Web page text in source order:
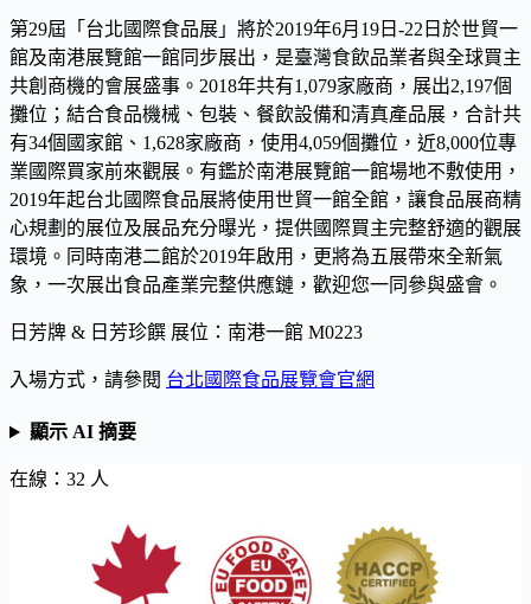
第29屆「台北國際食品展」將於2019年6月19日-22日於世貿一
館及南港展覽館一館同步展出，是臺灣食飲品業者與全球買主
共創商機的會展盛事。2018年共有1,079家廠商，展出2,197個
攤位；結合食品機械、包裝、餐飲設備和清真產品展，合計共
有34個國家館、1,628家廠商，使用4,059個攤位，近8,000位專
業國際買家前來觀展。有鑑於南港展覽館一館場地不敷使用，
2019年起台北國際食品展將使用世貿一館全館，讓食品展商精
心規劃的展位及展品充分曝光，提供國際買主完整舒適的觀展
環境。同時南港二館於2019年啟用，更將為五展帶來全新氣
象，一次展出食品產業完整供應鏈，歡迎您一同參與盛會。
日芳牌 & 日芳珍饌 展位：南港一館 M0223
入場方式，請參閱 台北國際食品展覽會官網
顯示 AI 摘要
在線：32 人